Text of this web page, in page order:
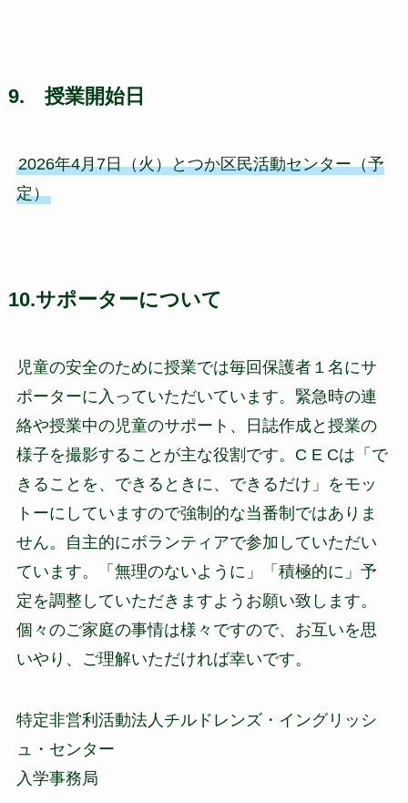
9. 授業開始日
2026年4月7日（火）とつか区民活動センター（予
定）
10.サポーターについて
児童の安全のために授業では毎回保護者１名にサ
ポーターに入っていただいています。緊急時の連
絡や授業中の児童のサポート、日誌作成と授業の
様子を撮影することが主な役割です。C E Cは「で
きることを、できるときに、できるだけ」をモッ
トーにしていますので強制的な当番制ではありま
せん。自主的にボランティアで参加していただい
ています。「無理のないように」「積極的に」予
定を調整していただきますようお願い致します。
個々のご家庭の事情は様々ですので、お互いを思
いやり、ご理解いただければ幸いです。
特定非営利活動法人チルドレンズ・イングリッシ
ュ・センター
入学事務局